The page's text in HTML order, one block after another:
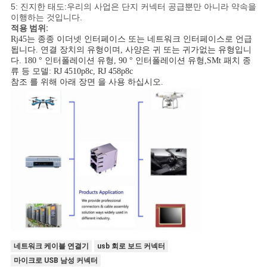
5: 진지한 태도:우리의 사업은 단지 커넥터 공급뿐만 아니라 약속을
이행하는 것입니다.
적용 범위:
Rj45는 종종 이더넷 인터페이스 또는 네트워크 인터페이스로 언급
됩니다. 연결 장치의 유형이며, 사양은 귀 또는 귀가없는 유형입니
다. 180 ° 인터폴레이션 유형, 90 ° 인터폴레이션 유형,SMt 패치 종
류 등 모델: RJ 4510p8c, RJ 458p8c
참조 를 위해 아래 장면 을 사용 하십시오.
네트워크 케이블 연결기
usb 회로 보드 커넥터
마이크로 USB 남성 커넥터